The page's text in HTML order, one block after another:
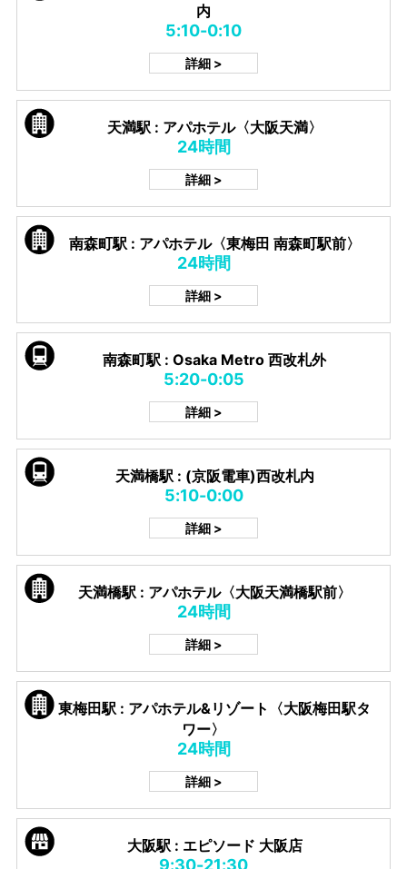
内
5:10-0:10
詳細 >
天満駅 : アパホテル〈大阪天満〉
24時間
詳細 >
南森町駅 : アパホテル〈東梅田 南森町駅前〉
24時間
詳細 >
南森町駅 : Osaka Metro 西改札外
5:20-0:05
詳細 >
天満橋駅 : (京阪電車)西改札内
5:10-0:00
詳細 >
天満橋駅 : アパホテル〈大阪天満橋駅前〉
24時間
詳細 >
東梅田駅 : アパホテル&リゾート〈大阪梅田駅タ
ワー〉
24時間
詳細 >
大阪駅 : エピソード 大阪店
9:30-21:30